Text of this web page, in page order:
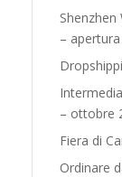
–
– ottobre
Fiera di
Ordinare